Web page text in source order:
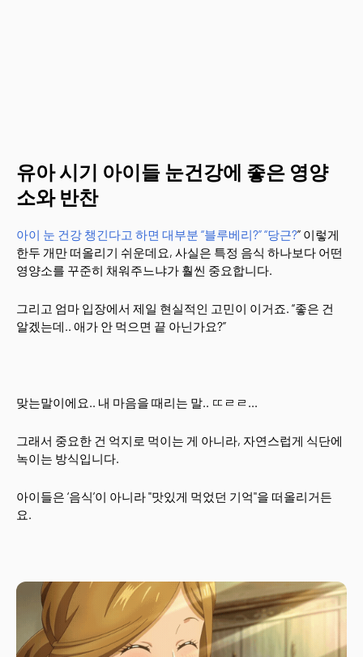
유아 시기 아이들 눈건강에 좋은 영양
소와 반찬
아이 눈 건강 챙긴다고 하면 대부분 “블루베리?” “당근?” 이렇게
한두 개만 떠올리기 쉬운데요, 사실은 특정 음식 하나보다 어떤
영양소를 꾸준히 채워주느냐가 훨씬 중요합니다.
그리고 엄마 입장에서 제일 현실적인 고민이 이거죠. “좋은 건
알겠는데.. 애가 안 먹으면 끝 아닌가요?”
맞는말이에요.. 내 마음을 때리는 말.. ㄸㄹㄹ...
그래서 중요한 건 억지로 먹이는 게 아니라, 자연스럽게 식단에
녹이는 방식입니다.
아이들은 ‘음식’이 아니라 "맛있게 먹었던 기억"을 떠올리거든
요.